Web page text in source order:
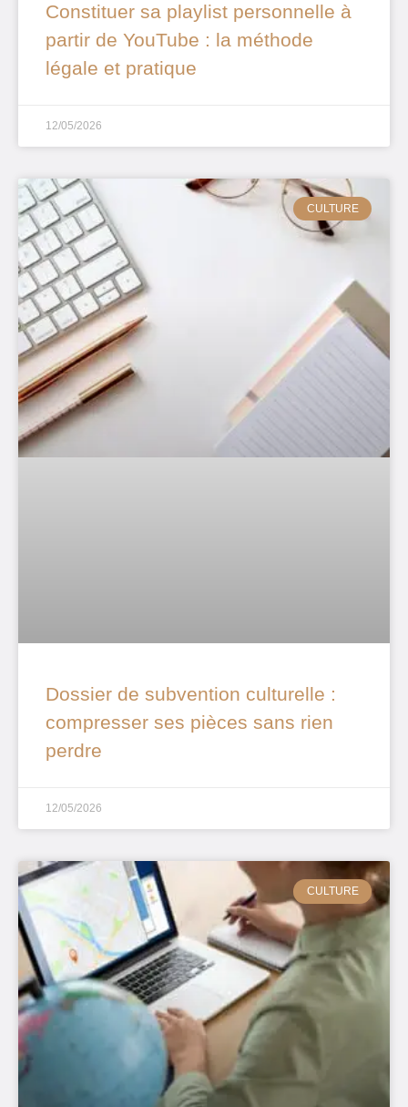
Constituer sa playlist personnelle à
partir de YouTube : la méthode
légale et pratique
12/05/2026
CULTURE
Dossier de subvention culturelle :
compresser ses pièces sans rien
perdre
12/05/2026
CULTURE